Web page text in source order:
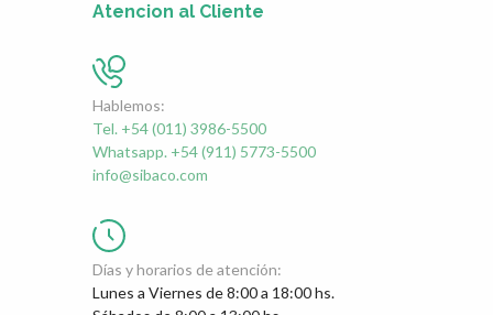
Atencion al Cliente
Hablemos:
Tel. +54 (011) 3986-5500
Whatsapp. +54 (911) 5773-5500
info@sibaco.com
Días y horarios de atención:
Lunes a Viernes de 8:00 a 18:00 hs.